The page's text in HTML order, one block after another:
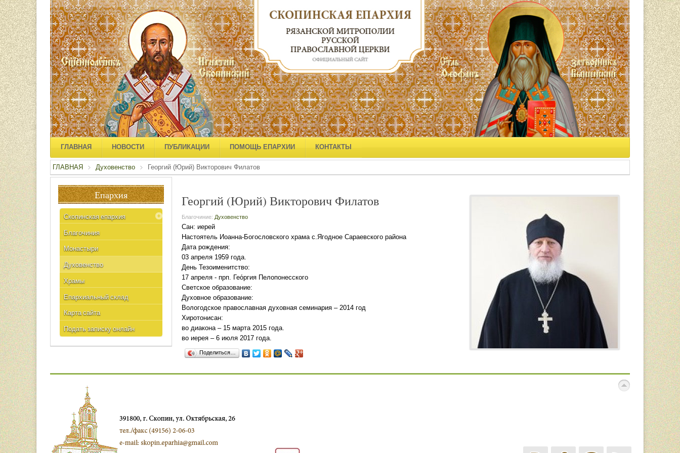
ГЛАВНАЯ НОВОСТИ ПУБЛИКАЦИИ ПОМОЩЬ ЕПАРХИИ КОНТАКТЫ
ГЛАВНАЯ Духовенство Георгий (Юрий) Викторович Филатов
Георгий (Юрий) Викторович Филатов
Благочиние: Духовенство
Сан: иерей
Настоятель Иоанна-Богословского храма с.Ягодное Сараевского района
Дата рождения:
03 апреля 1959 года.
День Тезоименитство:
17 апреля - прп. Гео́ргия Пелопонесского
Светское образование:
Духовное образование:
Вологодское православная духовная семинария – 2014 год
Хиротонисан:
во диакона – 15 марта 2015 года.
во иерея – 6 июля 2017 года.
Поделиться…
Епархия
Скопинская епархия
Благочиния
Монастыри
Духовенство
Храмы
Епархиальный склад
Карта сайта
Подать записку онлайн